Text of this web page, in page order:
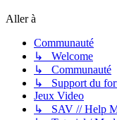
Aller à
Communauté
↳ Welcome
↳ Communauté
↳ Support du
Jeux Video
↳ SAV // Help